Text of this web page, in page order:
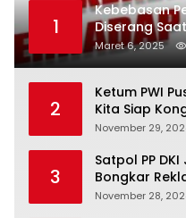
1
Kebebasan
Diserang
Terlarang
Maret 6, 2025
2
Ketum PWI
Kita Siap
Desember
November 29,
3
Satpol PP
Bongkar
November 28,